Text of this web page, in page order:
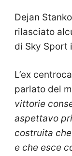
Dejan
rilasciato
di Sky Sport
L’ex
parlato del
vittorie
aspettavo
costruita
e che esce